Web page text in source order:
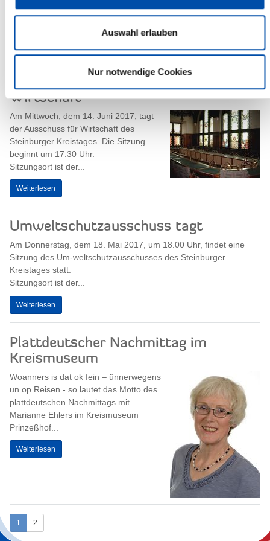
Auswahl erlauben
Nur notwendige Cookies
Dienstag, dem 13. Juni 2017, um 17.30
Wirtschaft
Am Mittwoch, dem 14. Juni 2017, tagt
der Ausschuss für Wirtschaft des
Steinburger Kreistages. Die Sitzung
beginnt um 17.30 Uhr.
Sitzungsort ist der...
Weiterlesen
Umweltschutzausschuss tagt
Am Donnerstag, dem 18. Mai 2017, um 18.00 Uhr, findet eine
Sitzung des Um-weltschutzausschusses des Steinburger
Kreistages statt.
Sitzungsort ist der...
Weiterlesen
Plattdeutscher Nachmittag im
Kreismuseum
Woanners is dat ok fein – ünnerwegens
un op Reisen - so lautet das Motto des
plattdeutschen Nachmittags mit
Marianne Ehlers im Kreismuseum
Prinzeßhof...
Weiterlesen
1 2